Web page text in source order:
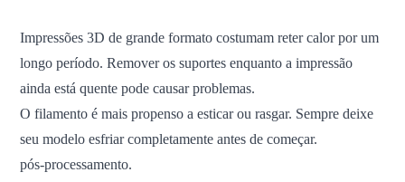
Impressões 3D de grande formato costumam reter calor por um
longo período. Remover os suportes enquanto a impressão
ainda está quente pode causar problemas.
O filamento é mais propenso a esticar ou rasgar. Sempre deixe
seu modelo esfriar completamente antes de começar.
pós-processamento.